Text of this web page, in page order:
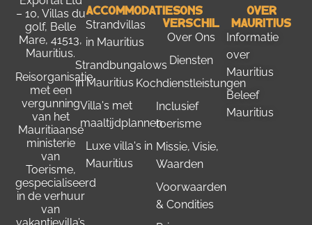
– 10, Villas du
golf, Belle
Mare, 41513,
Mauritius.
Reisorganisatie
met een
vergunning
van het
Mauritiaanse
ministerie
van
Toerisme,
gespecialiseerd
in de verhuur
van
Accommodaties
Strandvillas
in Mauritius
Strandbungalows
in Mauritius
Villa's met
maaltijdplannen
Luxe villa's in
Mauritius
Ons
Verschil
Over Ons
Diensten
Kochdienstleistungen
Inclusief
toerisme
Missie, Visie,
Waarden
Voorwaarden
& Condities
Over
Mauritius
Informatie
over
Mauritius
Beleef
Mauritius